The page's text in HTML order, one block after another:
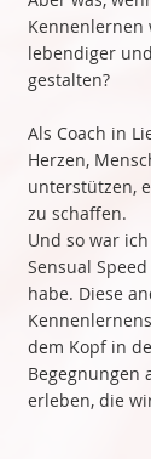
lebendiger
gestalten?
Als Coach in
Herzen,
unterstützen,
zu schaffen.
Und so war
Sensual
habe. Diese
dem Kopf in
Begegnungen
erleben, die